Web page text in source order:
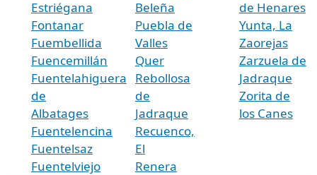
Estriégana
Fontanar
Fuembellida
Fuencemillán
Fuentelahiguera
de
Albatages
Fuentelencina
Fuentelsaz
Fuentelviejo
Beleña
Puebla de
Valles
Quer
Rebollosa
de
Jadraque
Recuenco,
El
Renera
de Henares
Yunta, La
Zaorejas
Zarzuela de
Jadraque
Zorita de
los Canes